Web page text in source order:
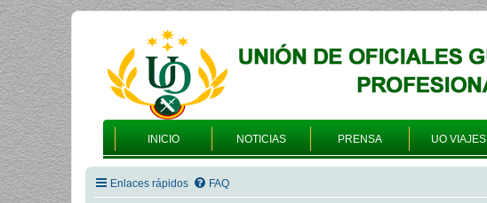
INICIO NOTICIAS PRENSA UO VIAJES
Enlaces rápidos FAQ